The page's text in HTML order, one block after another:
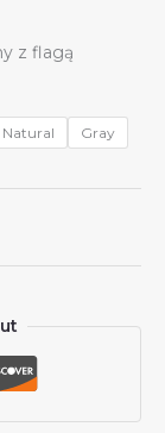
z flagą
Natural Gray